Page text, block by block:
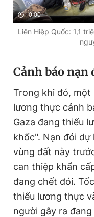
0:00
Liên Hiệp Quốc: 1,1
Cảnh báo nạn
Trong khi đó, một
lương thực cảnh
Gaza đang thiếu
khốc". Nạn đói dự
vùng đất này
can thiệp khẩn
đang chết đói.
thiếu lương thực
người gây ra